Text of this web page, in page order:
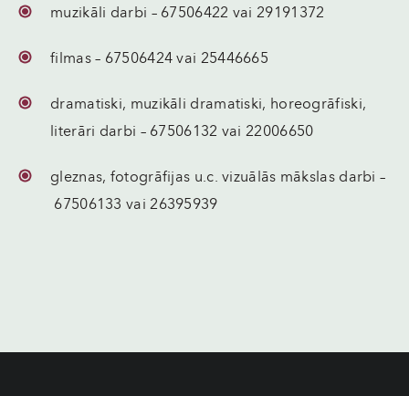
muzikāli darbi – 67506422 vai 29191372
filmas – 67506424 vai 25446665
dramatiski, muzikāli dramatiski, horeogrāfiski,
literāri darbi – 67506132 vai 22006650
gleznas, fotogrāfijas u.c. vizuālās mākslas darbi –
67506133 vai 26395939